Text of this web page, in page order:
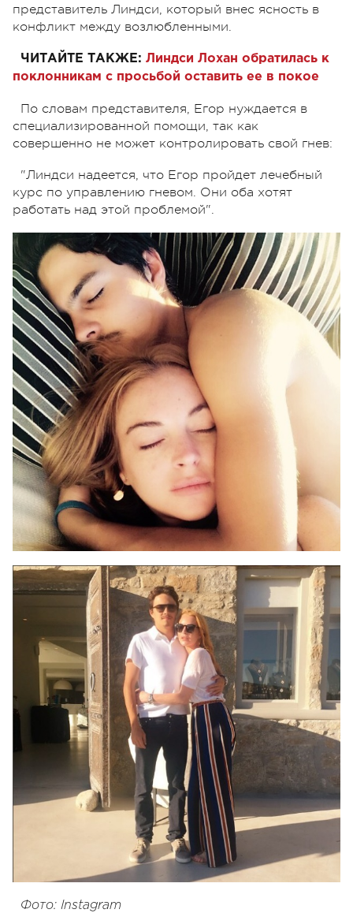
представитель Линдси, который внес ясность в
конфликт между возлюбленными.
ЧИТАЙТЕ ТАКЖЕ: Линдси Лохан обратилась к
поклонникам с просьбой оставить ее в покое
По словам представителя, Егор нуждается в
специализированной помощи, так как
совершенно не может контролировать свой гнев:
"Линдси надеется, что Егор пройдет лечебный
курс по управлению гневом. Они оба хотят
работать над этой проблемой".
Фото: Instagram